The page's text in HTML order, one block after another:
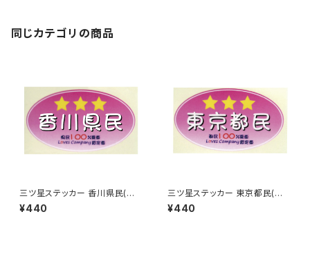
同じカテゴリの商品
三ツ星ステッカー 香川県民(ピ
ンク)
¥440
三ツ星ステッカー 東京都民(ピ
ンク)
¥440